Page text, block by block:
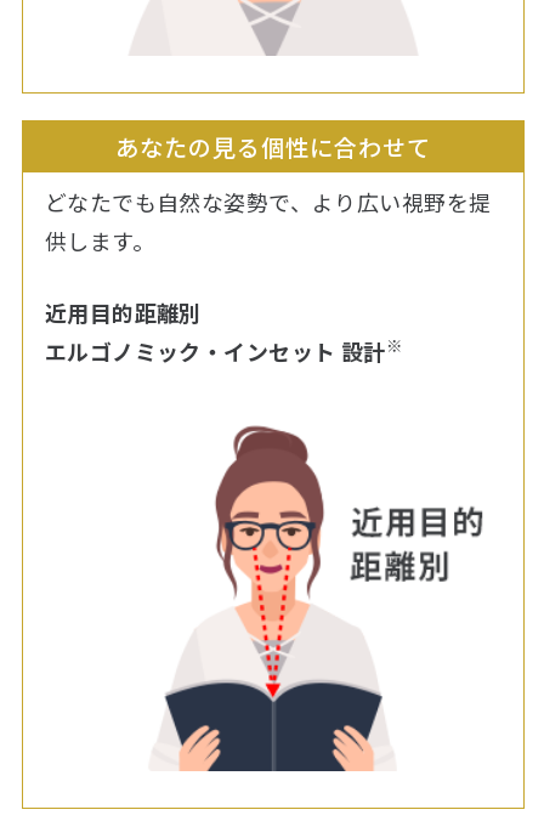
あなたの見る個性に合わせて
どなたでも自然な姿勢で、より広い視野を提
供します。
近用目的距離別
エルゴノミック・インセット 設計※